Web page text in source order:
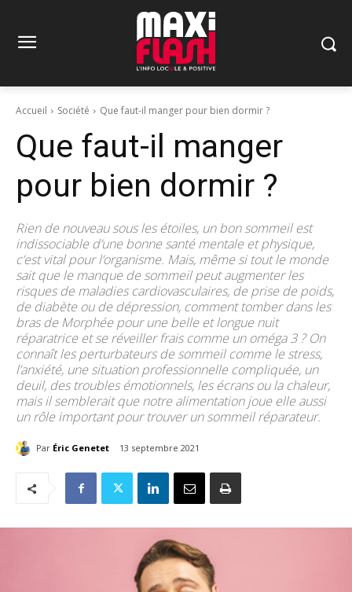
Accueil Société Que faut-il manger pour bien dormir ?
Que faut-il manger
pour bien dormir ?
Rien de nouveau sous les étoiles, un bon sommeil est
indissociable d’une bonne santé mentale et physique,
c’est vital pour l’organisme. Mais, même si tout le monde
sait que le manque de sommeil peut augmenter les
risques de maladies cardiovasculaires, de prise de poids,
de diabète ou de dépression, comment tomber dans les
bras de Morphée pour une belle et longue nuit
réparatrice et se réveiller frais comme un oméga 3 ? On
connaît les perturbateurs de sommeil comme le stress,
l’anxiété, une situation professionnelle compliquée, un
deuil, des troubles émotionnels, les écrans ou la chaleur,
mais il semblerait que notre alimentation joue elle aussi
un rôle important pour trouver un sommeil réparateur.
Par Éric Genetet 13 septembre 2021